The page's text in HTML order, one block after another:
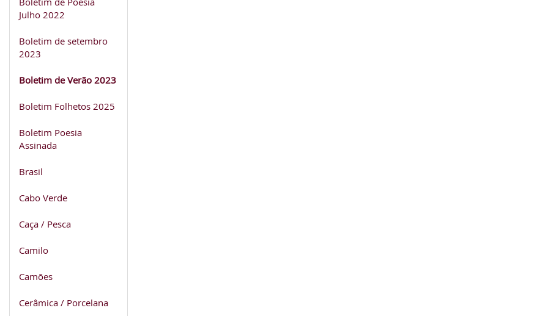
Julho 2022
Boletim de setembro
2023
Boletim de Verão 2023
Boletim Folhetos 2025
Boletim Poesia
Assinada
Brasil
Cabo Verde
Caça / Pesca
Camilo
Camões
Cerâmica / Porcelana